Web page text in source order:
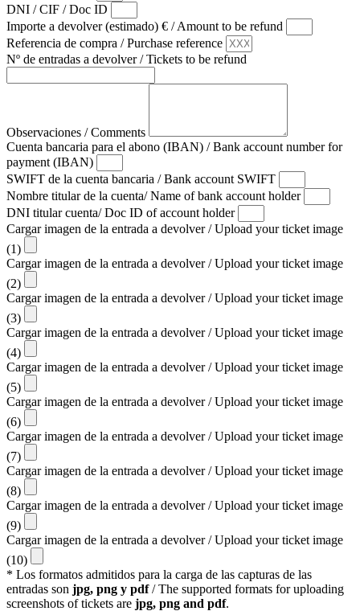
DNI / CIF / Doc ID
Importe a devolver (estimado) € / Amount to be refund
Referencia de compra / Purchase reference
Nº de entradas a devolver / Tickets to be refund
Observaciones / Comments
Cuenta bancaria para el abono (IBAN) / Bank account number for
payment (IBAN)
SWIFT de la cuenta bancaria / Bank account SWIFT
Nombre titular de la cuenta/ Name of bank account holder
DNI titular cuenta/ Doc ID of account holder
Cargar imagen de la entrada a devolver / Upload your ticket image
(1)
Cargar imagen de la entrada a devolver / Upload your ticket image
(2)
Cargar imagen de la entrada a devolver / Upload your ticket image
(3)
Cargar imagen de la entrada a devolver / Upload your ticket image
(4)
Cargar imagen de la entrada a devolver / Upload your ticket image
(5)
Cargar imagen de la entrada a devolver / Upload your ticket image
(6)
Cargar imagen de la entrada a devolver / Upload your ticket image
(7)
Cargar imagen de la entrada a devolver / Upload your ticket image
(8)
Cargar imagen de la entrada a devolver / Upload your ticket image
(9)
Cargar imagen de la entrada a devolver / Upload your ticket image
(10)
* Los formatos admitidos para la carga de las capturas de las
entradas son jpg, png y pdf/ The supported formats for uploading
screenshots of tickets are jpg, png and pdf.